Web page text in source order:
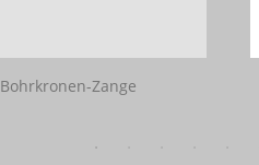
Bohrkronen-Zange